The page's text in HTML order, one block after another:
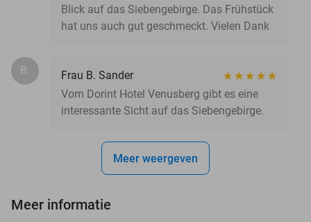
Blick auf das Siebengebirge. Das Frühstück
hat uns auch gut geschmeckt. Vielen Dank
B.
Frau B. Sander
Vom Dorint Hotel Venusberg gibt es eine
interessante Sicht auf das Siebengebirge.
Meer weergeven
Meer informatie